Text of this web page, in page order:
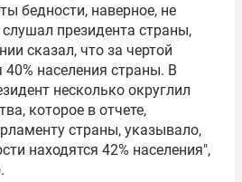
бедности, наверное, не
президента страны,
сказал, что за чертой
40% населения страны. В
несколько округлил
которое в отчете,
страны, указывало,
находятся 42% населения",